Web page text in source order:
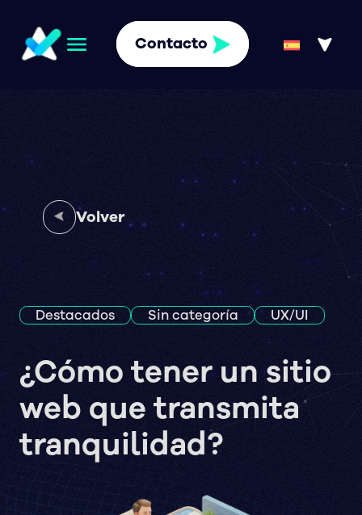
Contacto
Volver
Destacados Sin categoría UX/UI
¿Cómo tener un sitio
web que transmita
tranquilidad?